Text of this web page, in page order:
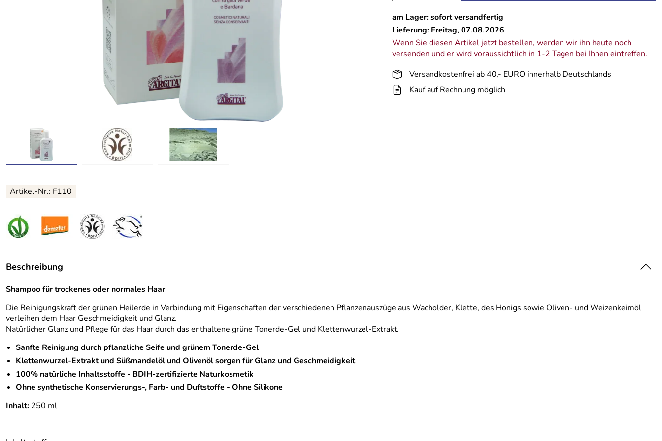
am Lager: sofort versandfertig
Lieferung: Freitag, 07.08.2026
Wenn Sie diesen Artikel jetzt bestellen, werden wir ihn heute noch
versenden und er wird voraussichtlich in 1-2 Tagen bei Ihnen eintreffen.
Versandkostenfrei ab 40,- EURO innerhalb Deutschlands
Kauf auf Rechnung möglich
Artikel-Nr.: F110
Beschreibung
Shampoo für trockenes oder normales Haar
Die Reinigungskraft der grünen Heilerde in Verbindung mit Eigenschaften der verschiedenen Pflanzenauszüge aus Wacholder, Klette, des Honigs sowie Oliven- und Weizenkeimöl
verleihen dem Haar Geschmeidigkeit und Glanz.
Natürlicher Glanz und Pflege für das Haar durch das enthaltene grüne Tonerde-Gel und Klettenwurzel-Extrakt.
Sanfte Reinigung durch pflanzliche Seife und grünem Tonerde-Gel
Klettenwurzel-Extrakt und Süßmandelöl und Olivenöl sorgen für Glanz und Geschmeidigkeit
100% natürliche Inhaltsstoffe - BDIH-zertifizierte Naturkosmetik
Ohne synthetische Konservierungs-, Farb- und Duftstoffe - Ohne Silikone
Inhalt: 250 ml